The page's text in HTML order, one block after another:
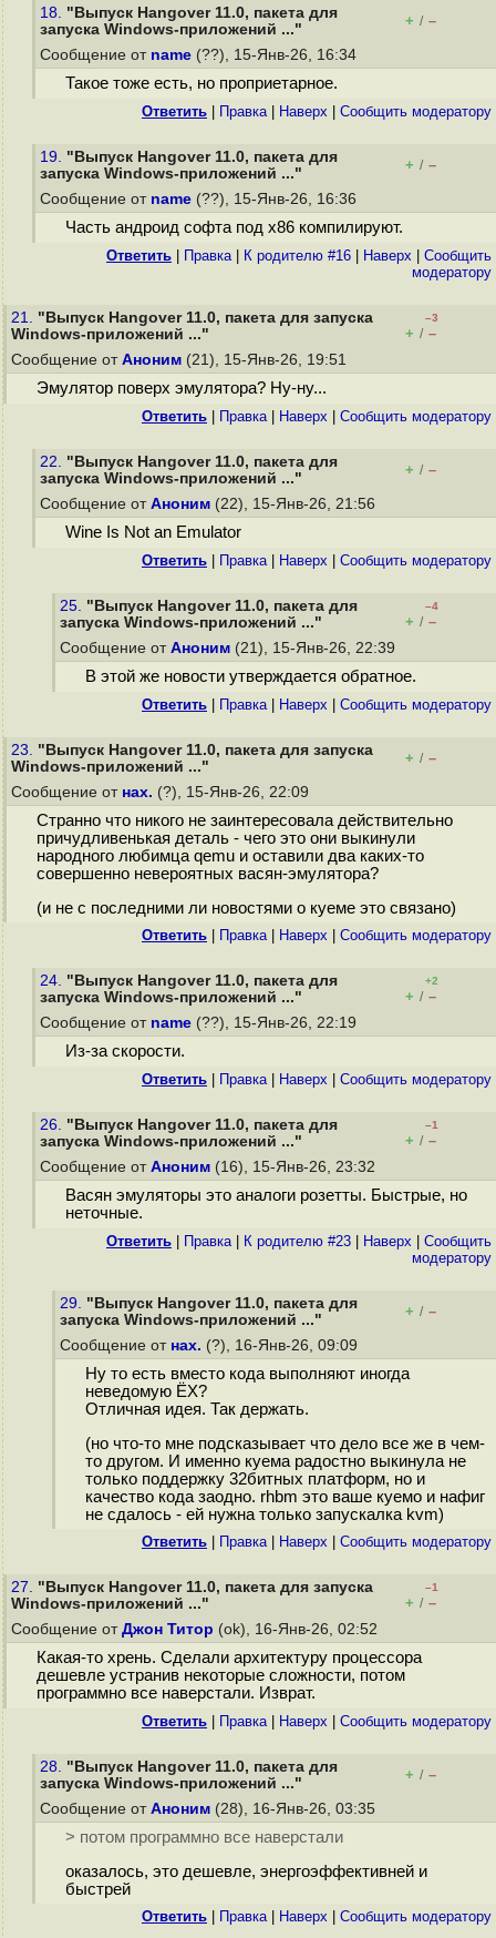
18. "Выпуск Hangover 11.0, пакета для
запуска Windows-приложений ..."
+ / –
Сообщение от name (??), 15-Янв-26, 16:34
Такое тоже есть, но проприетарное.
Ответить Правка| Наверх Cообщить модератору
19. "Выпуск Hangover 11.0, пакета для
запуска Windows-приложений ..."
+ / –
Сообщение от name (??), 15-Янв-26, 16:36
Часть андроид софта под x86 компилируют.
Ответить Правка| К родителю #16 Наверх
Cообщить
модератору
21. "Выпуск Hangover 11.0, пакета для запуска
Windows-приложений ..."
–3
+ / –
Сообщение от Аноним (21), 15-Янв-26, 19:51
Эмулятор поверх эмулятора? Ну-ну...
Ответить Правка| Наверх Cообщить модератору
22. "Выпуск Hangover 11.0, пакета для
запуска Windows-приложений ..."
+ / –
Сообщение от Аноним (22), 15-Янв-26, 21:56
Wine Is Not an Emulator
Ответить Правка| Наверх Cообщить модератору
25. "Выпуск Hangover 11.0, пакета для
запуска Windows-приложений ..."
–4
+ / –
Сообщение от Аноним (21), 15-Янв-26, 22:39
В этой же новости утверждается обратное.
Ответить Правка| Наверх Cообщить модератору
23. "Выпуск Hangover 11.0, пакета для запуска
Windows-приложений ..."
+ / –
Сообщение от нах. (?), 15-Янв-26, 22:09
Странно что никого не заинтересовала действительно
причудливенькая деталь - чего это они выкинули
народного любимца qemu и оставили два каких-то
совершенно невероятных васян-эмулятора?
(и не с последними ли новостями о куеме это связано)
Ответить Правка| Наверх Cообщить модератору
24. "Выпуск Hangover 11.0, пакета для
запуска Windows-приложений ..."
+2
+ / –
Сообщение от name (??), 15-Янв-26, 22:19
Из-за скорости.
Ответить Правка| Наверх Cообщить модератору
26. "Выпуск Hangover 11.0, пакета для
запуска Windows-приложений ..."
–1
+ / –
Сообщение от Аноним (16), 15-Янв-26, 23:32
Васян эмуляторы это аналоги розетты. Быстрые, но
неточные.
Ответить Правка| К родителю #23 Наверх
Cообщить
модератору
29. "Выпуск Hangover 11.0, пакета для
запуска Windows-приложений ..."
+ / –
Сообщение от нах. (?), 16-Янв-26, 09:09
Ну то есть вместо кода выполняют иногда
неведомую ЁХ?
Отличная идея. Так держать.
(но что-то мне подсказывает что дело все же в чем-
то другом. И именно куема радостно выкинула не
только поддержку 32битных платформ, но и
качество кода заодно. rhbm это ваше куемо и нафиг
не сдалось - ей нужна только запускалка kvm)
Ответить Правка| Наверх Cообщить модератору
27. "Выпуск Hangover 11.0, пакета для запуска
Windows-приложений ..."
–1
+ / –
Сообщение от Джон Титор (ok), 16-Янв-26, 02:52
Какая-то хрень. Сделали архитектуру процессора
дешевле устранив некоторые сложности, потом
программно все наверстали. Изврат.
Ответить Правка| Наверх Cообщить модератору
28. "Выпуск Hangover 11.0, пакета для
запуска Windows-приложений ..."
+ / –
Сообщение от Аноним (28), 16-Янв-26, 03:35
> потом программно все наверстали
оказалось, это дешевле, энергоэффективней и
быстрей
Ответить Правка| Наверх Cообщить модератору